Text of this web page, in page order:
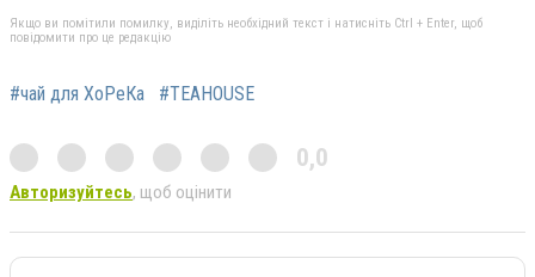
Якщо ви помітили помилку, виділіть необхідний текст і натисніть Ctrl + Enter, щоб
повідомити про це редакцію
#чай для ХоРеКа #TEAHOUSE
0,0
Авторизуйтесь, щоб оцінити